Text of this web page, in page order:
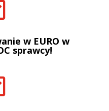
w EURO w
sprawcy!